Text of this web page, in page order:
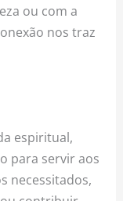
ou com a
nos traz
espiritual,
para servir aos
necessitados,